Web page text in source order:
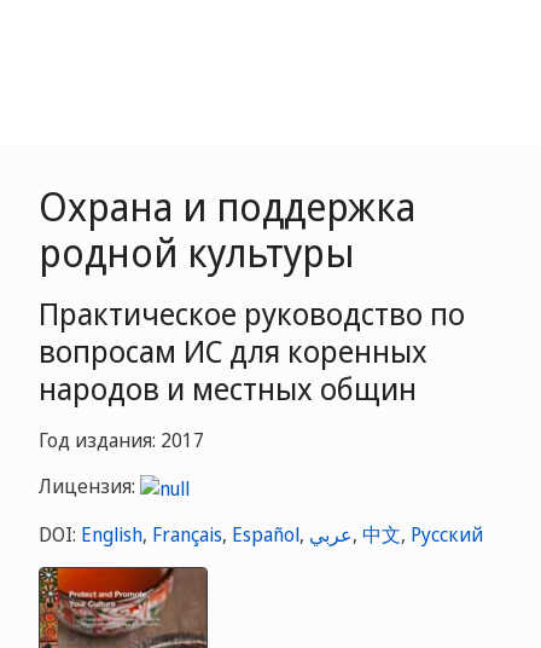
Охрана и поддержка
родной культуры
Практическое руководство по
вопросам ИС для коренных
народов и местных общин
Год издания: 2017
Лицензия:
DOI: English, Français, Español, عربي, 中文, Русский